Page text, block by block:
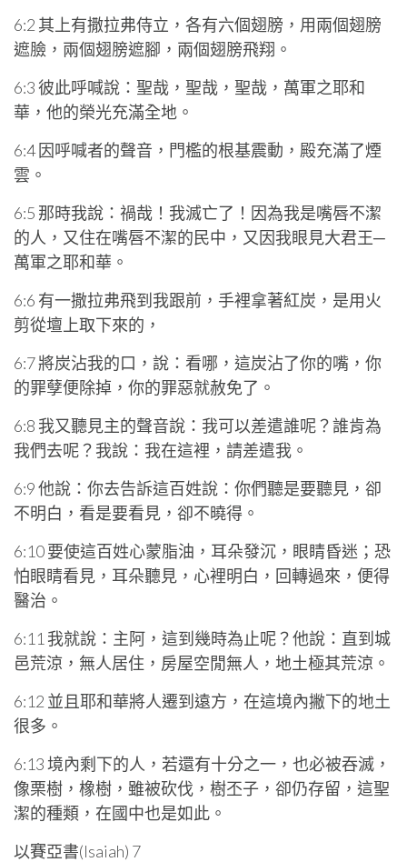
6:2 其上有撒拉弗侍立，各有六個翅膀，用兩個翅膀
遮臉，兩個翅膀遮腳，兩個翅膀飛翔。
6:3 彼此呼喊說：聖哉，聖哉，聖哉，萬軍之耶和
華，他的榮光充滿全地。
6:4 因呼喊者的聲音，門檻的根基震動，殿充滿了煙
雲。
6:5 那時我說：禍哉！我滅亡了！因為我是嘴唇不潔
的人，又住在嘴唇不潔的民中，又因我眼見大君王─
萬軍之耶和華。
6:6 有一撒拉弗飛到我跟前，手裡拿著紅炭，是用火
剪從壇上取下來的，
6:7 將炭沾我的口，說：看哪，這炭沾了你的嘴，你
的罪孽便除掉，你的罪惡就赦免了。
6:8 我又聽見主的聲音說：我可以差遣誰呢？誰肯為
我們去呢？我說：我在這裡，請差遣我。
6:9 他說：你去告訴這百姓說：你們聽是要聽見，卻
不明白，看是要看見，卻不曉得。
6:10 要使這百姓心蒙脂油，耳朵發沉，眼睛昏迷；恐
怕眼睛看見，耳朵聽見，心裡明白，回轉過來，便得
醫治。
6:11 我就說：主阿，這到幾時為止呢？他說：直到城
邑荒涼，無人居住，房屋空閒無人，地土極其荒涼。
6:12 並且耶和華將人遷到遠方，在這境內撇下的地土
很多。
6:13 境內剩下的人，若還有十分之一，也必被吞滅，
像栗樹，橡樹，雖被砍伐，樹丕子，卻仍存留，這聖
潔的種類，在國中也是如此。
以賽亞書(Isaiah) 7